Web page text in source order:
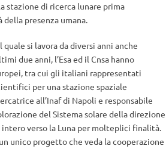
stazione di ricerca lunare prima
presenza umana.
si lavora da diversi anni anche
due anni, l’Esa ed il Cnsa hanno
tra cui gli italiani rappresentati
per una stazione spaziale
all’Inaf di Napoli e responsabile
del Sistema solare della direzione
verso la Luna per molteplici finalità.
unico progetto che veda la cooperazione